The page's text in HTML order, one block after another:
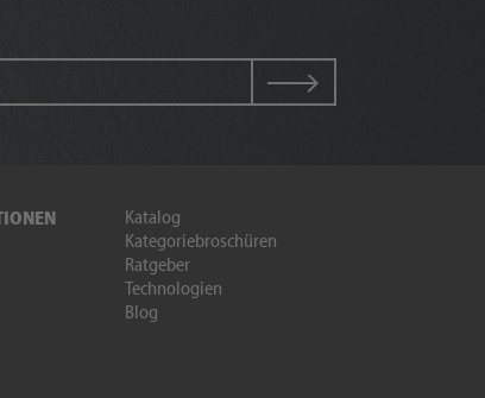
Katalog
Kategoriebroschüren
Ratgeber
Technologien
Blog